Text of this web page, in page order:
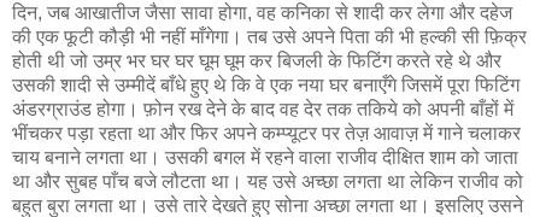
दिन, जब आखातीज जैसा सावा होगा, वह कनिका से शादी कर लेगा और दहेज
की एक फूटी कौड़ी भी नहीं माँगेगा। तब उसे अपने पिता की भी हल्की सी फ़िक्र
होती थी जो उम्र भर घर घर घूम घूम कर बिजली के फिटिंग करते रहे थे और
उसकी शादी से उम्मीदें बाँधे हुए थे कि वे एक नया घर बनाएँगे जिसमें पूरा फिटिंग
अंडरग्राउंड होगा। फ़ोन रख देने के बाद वह देर तक तकिये को अपनी बाँहों में
भींचकर पड़ा रहता था और फिर अपने कम्प्यूटर पर तेज़ आवाज़ में गाने चलाकर
चाय बनाने लगता था। उसकी बगल में रहने वाला राजीव दीक्षित शाम को जाता
था और सुबह पाँच बजे लौटता था। यह उसे अच्छा लगता था लेकिन राजीव को
बहुत बुरा लगता था। उसे तारे देखते हुए सोना अच्छा लगता था। इसलिए उसने